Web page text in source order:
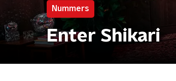
Nummers
Enter Shikari